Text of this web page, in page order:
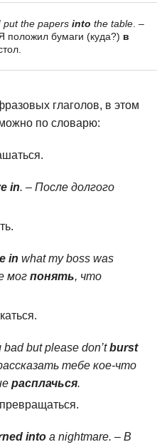
put the papers into the table . –
положил бумаги (куда?) в
глаголов, в этом
по словарю:
in. – После долгого
in what my boss was
мог понять, что
but please don’tburst
тебе кое-что
расплачься.
into a nightmare. – В